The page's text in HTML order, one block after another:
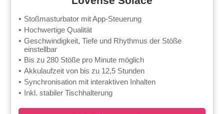
Stoßmasturbator mit App-Steuerung
Hochwertige Qualität
Geschwindigkeit, Tiefe und Rhythmus der Stöße
einstellbar
Bis zu 280 Stöße pro Minute möglich
Akkulaufzeit von bis zu 12,5 Stunden
Synchronisation mit interaktiven Inhalten
Inkl. stabiler Tischhalterung